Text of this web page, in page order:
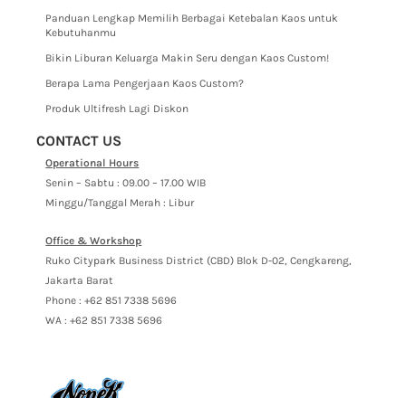
CONTACT US
Panduan Lengkap Memilih Berbagai Ketebalan Kaos untuk
Kebutuhanmu
Bikin Liburan Keluarga Makin Seru dengan Kaos Custom!
Berapa Lama Pengerjaan Kaos Custom?
Produk Ultifresh Lagi Diskon
Operational Hours
Senin – Sabtu : 09.00 – 17.00 WIB
Minggu/Tanggal Merah : Libur
Office & Workshop
Ruko Citypark Business District (CBD) Blok D-02, Cengkareng,
Jakarta Barat
Phone : +62 851 7338 5696
WA : +62 851 7338 5696